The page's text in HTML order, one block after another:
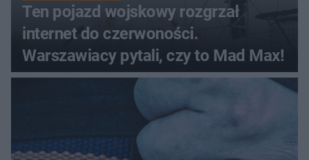
Ten pojazd wojskowy rozgrzał
internet do czerwoności.
Warszawiacy pytali, czy to Mad Max!